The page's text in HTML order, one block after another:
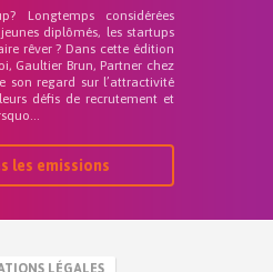
Longtemps considérées
diplômés, les startups
rêver ? Dans cette édition
Gaultier Brun, Partner chez
son regard sur l’attractivité
défis de recrutement et
les emissions
LÉGALES